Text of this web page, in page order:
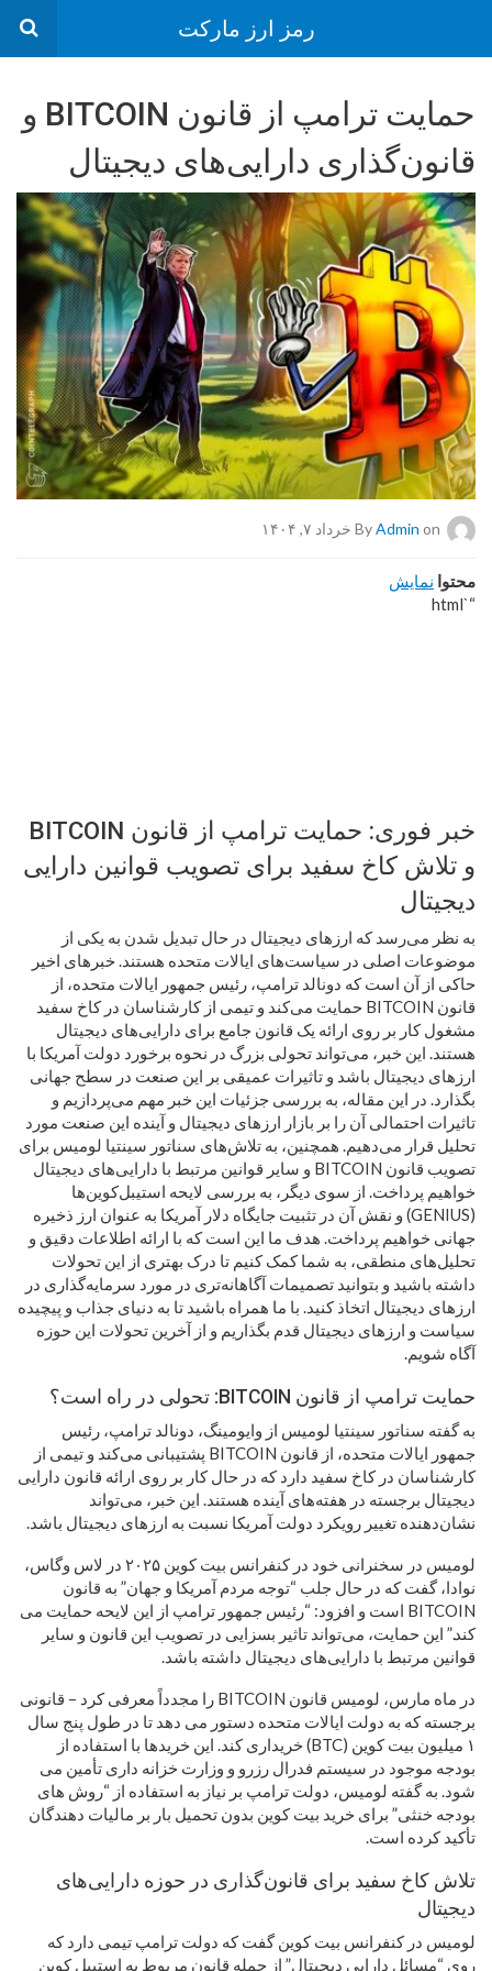
رمز ارز مارکت
حمایت ترامپ از قانون BITCOIN و
قانون‌گذاری دارایی‌های دیجیتال
By Admin on خرداد ۷, ۱۴۰۴
محتوا نمایش
“`html
خبر فوری: حمایت ترامپ از قانون BITCOIN
و تلاش کاخ سفید برای تصویب قوانین دارایی
دیجیتال
به نظر می‌رسد که ارزهای دیجیتال در حال تبدیل شدن به یکی از
موضوعات اصلی در سیاست‌های ایالات متحده هستند. خبرهای اخیر
حاکی از آن است که دونالد ترامپ، رئیس جمهور ایالات متحده، از
قانون BITCOIN حمایت می‌کند و تیمی از کارشناسان در کاخ سفید
مشغول کار بر روی ارائه یک قانون جامع برای دارایی‌های دیجیتال
هستند. این خبر، می‌تواند تحولی بزرگ در نحوه برخورد دولت آمریکا با
ارزهای دیجیتال باشد و تاثیرات عمیقی بر این صنعت در سطح جهانی
بگذارد. در این مقاله، به بررسی جزئیات این خبر مهم می‌پردازیم و
تاثیرات احتمالی آن را بر بازار ارزهای دیجیتال و آینده این صنعت مورد
تحلیل قرار می‌دهیم. همچنین، به تلاش‌های سناتور سینتیا لومیس برای
تصویب قانون BITCOIN و سایر قوانین مرتبط با دارایی‌های دیجیتال
خواهیم پرداخت. از سوی دیگر، به بررسی لایحه استیبل‌کوین‌ها
(GENIUS) و نقش آن در تثبیت جایگاه دلار آمریکا به عنوان ارز ذخیره
جهانی خواهیم پرداخت. هدف ما این است که با ارائه اطلاعات دقیق و
تحلیل‌های منطقی، به شما کمک کنیم تا درک بهتری از این تحولات
داشته باشید و بتوانید تصمیمات آگاهانه‌تری در مورد سرمایه‌گذاری در
ارزهای دیجیتال اتخاذ کنید. با ما همراه باشید تا به دنیای جذاب و پیچیده
سیاست و ارزهای دیجیتال قدم بگذاریم و از آخرین تحولات این حوزه
آگاه شویم.
حمایت ترامپ از قانون BITCOIN: تحولی در راه است؟
به گفته سناتور سینتیا لومیس از وایومینگ، دونالد ترامپ، رئیس
جمهور ایالات متحده، از قانون BITCOIN پشتیبانی می‌کند و تیمی از
کارشناسان در کاخ سفید دارد که در حال کار بر روی ارائه قانون دارایی
دیجیتال برجسته در هفته‌های آینده هستند. این خبر، می‌تواند
نشان‌دهنده تغییر رویکرد دولت آمریکا نسبت به ارزهای دیجیتال باشد.
لومیس در سخنرانی خود در کنفرانس بیت کوین ۲۰۲۵ در لاس وگاس،
نوادا، گفت که در حال جلب “توجه مردم آمریکا و جهان” به قانون
BITCOIN است و افزود: “رئیس جمهور ترامپ از این لایحه حمایت می
کند.” این حمایت، می‌تواند تاثیر بسزایی در تصویب این قانون و سایر
قوانین مرتبط با دارایی‌های دیجیتال داشته باشد.
در ماه مارس، لومیس قانون BITCOIN را مجدداً معرفی کرد – قانونی
برجسته که به دولت ایالات متحده دستور می دهد تا در طول پنج سال
۱ میلیون بیت کوین (BTC) خریداری کند. این خریدها با استفاده از
بودجه موجود در سیستم فدرال رزرو و وزارت خزانه داری تأمین می
شود. به گفته لومیس، دولت ترامپ بر نیاز به استفاده از “روش های
بودجه خنثی” برای خرید بیت کوین بدون تحمیل بار بر مالیات دهندگان
تأکید کرده است.
تلاش کاخ سفید برای قانون‌گذاری در حوزه دارایی‌های
دیجیتال
لومیس در کنفرانس بیت کوین گفت که دولت ترامپ تیمی دارد که
روی “مسائل دارایی دیجیتال” از جمله قانون مربوط به استیبل کوین